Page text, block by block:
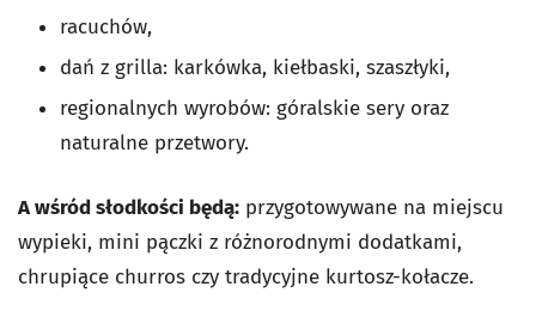
racuchów,
dań z grilla: karkówka, kiełbaski, szaszłyki,
regionalnych wyrobów: góralskie sery oraz
naturalne przetwory.
A wśród słodkości będą: przygotowywane na miejscu
wypieki, mini pączki z różnorodnymi dodatkami,
chrupiące churros czy tradycyjne kurtosz-kołacze.